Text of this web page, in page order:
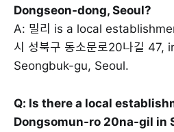
Dongseon-dong, Seoul?
A: 밀리 is a local
시 성북구 동소문로20나길
Seongbuk-gu, Seoul.
Q: Is there a local
Dongsomun-ro 20na-gil in